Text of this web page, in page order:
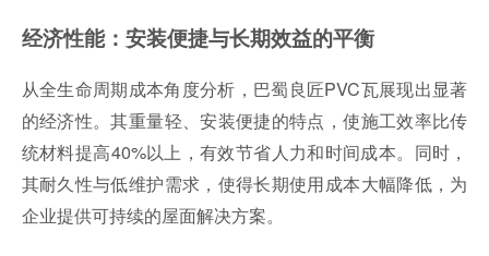
经济性能：安装便捷与长期效益的平衡
从全生命周期成本角度分析，巴蜀良匠PVC瓦展现出显著
的经济性。其重量轻、安装便捷的特点，使施工效率比传
统材料提高40%以上，有效节省人力和时间成本。同时，
其耐久性与低维护需求，使得长期使用成本大幅降低，为
企业提供可持续的屋面解决方案。